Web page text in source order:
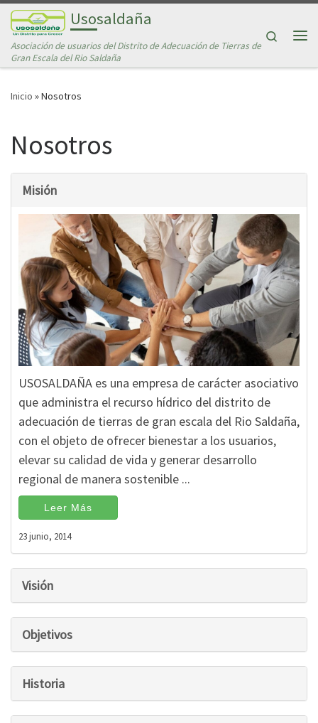
Saltar al contenidoUsosaldaña
Asociación de usuarios del Distrito de Adecuación de Tierras de
Gran Escala del Rio Saldaña
Search
Inicio »Nosotros
Nosotros
Misión
USOSALDAÑA es una empresa de carácter asociativo
que administra el recurso hídrico del distrito de
adecuación de tierras de gran escala del Rio Saldaña,
con el objeto de ofrecer bienestar a los usuarios,
elevar su calidad de vida y generar desarrollo
regional de manera sostenible ...
Leer Más
23 junio, 2014
Visión
Objetivos
Historia